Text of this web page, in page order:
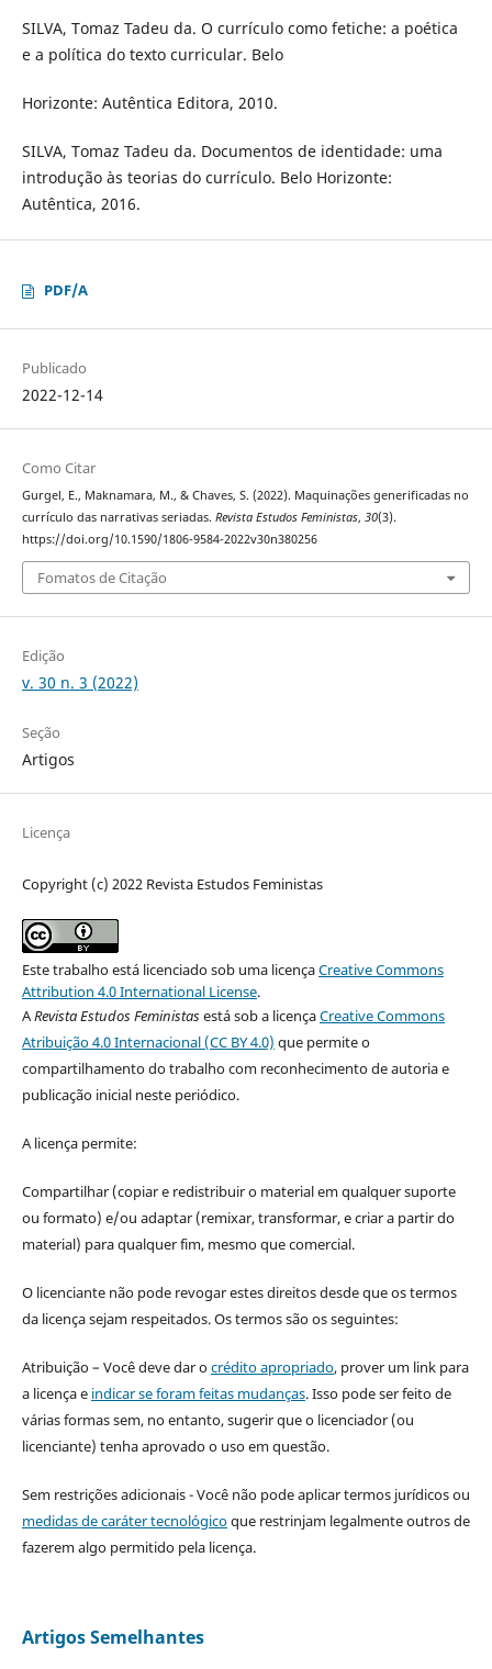
SILVA, Tomaz Tadeu da. O currículo como fetiche: a poética
e a política do texto curricular. Belo
Horizonte: Autêntica Editora, 2010.
SILVA, Tomaz Tadeu da. Documentos de identidade: uma
introdução às teorias do currículo. Belo Horizonte:
Autêntica, 2016.
PDF/A
Publicado
2022-12-14
Como Citar
Gurgel, E., Maknamara, M., & Chaves, S. (2022). Maquinações generificadas no
currículo das narrativas seriadas. Revista Estudos Feministas, 30(3).
https://doi.org/10.1590/1806-9584-2022v30n380256
Fomatos de Citação
Edição
v. 30 n. 3 (2022)
Seção
Artigos
Licença
Copyright (c) 2022 Revista Estudos Feministas
Este trabalho está licenciado sob uma licençaCreative Commons
Attribution 4.0 International License.
ARevista Estudos Feministasestá sob a licençaCreative Commons
Atribuição 4.0 Internacional (CC BY 4.0) que permite o
compartilhamento do trabalho com reconhecimento de autoria e
publicação inicial neste periódico.
A licença permite:
Compartilhar (copiar e redistribuir o material em qualquer suporte
ou formato) e/ou adaptar (remixar, transformar, e criar a partir do
material) para qualquer fim, mesmo que comercial.
O licenciante não pode revogar estes direitos desde que os termos
da licença sejam respeitados. Os termos são os seguintes:
Atribuição – Você deve dar ocrédito apropriado, prover um link para
a licença e indicar se foram feitas mudanças. Isso pode ser feito de
várias formas sem, no entanto, sugerir que o licenciador (ou
licenciante) tenha aprovado o uso em questão.
Sem restrições adicionais - Você não pode aplicar termos jurídicos ou
medidas de caráter tecnológicoque restrinjam legalmente outros de
fazerem algo permitido pela licença.
Artigos Semelhantes